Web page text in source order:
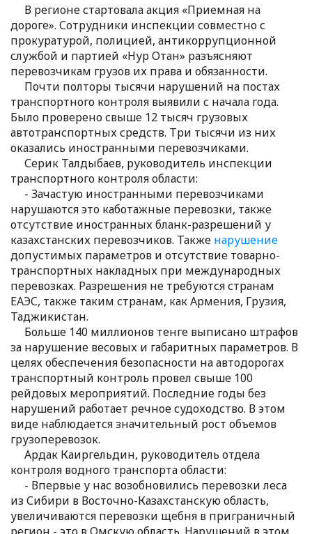
В регионе стартовала акция «Приемная на
дороге». Сотрудники инспекции совместно с
прокуратурой, полицией, антикоррупционной
службой и партией «Нур Отан» разъясняют
перевозчикам грузов их права и обязанности.
Почти полторы тысячи нарушений на постах
транспортного контроля выявили с начала года.
Было проверено свыше 12 тысяч грузовых
автотранспортных средств. Три тысячи из них
оказались иностранными перевозчиками.
Серик Талдыбаев, руководитель инспекции
транспортного контроля области:
- Зачастую иностранными перевозчиками
нарушаются это каботажные перевозки, также
отсутствие иностранных бланк-разрешений у
казахстанских перевозчиков. Также нарушение
допустимых параметров и отсутствие товарно-
транспортных накладных при международных
перевозках. Разрешения не требуются странам
ЕАЭС, также таким странам, как Армения, Грузия,
Таджикистан.
Больше 140 миллионов тенге выписано штрафов
за нарушение весовых и габаритных параметров. В
целях обеспечения безопасности на автодорогах
транспортный контроль провел свыше 100
рейдовых мероприятий. Последние годы без
нарушений работает речное судоходство. В этом
виде наблюдается значительный рост объемов
грузоперевозок.
Ардак Каиргельдин, руководитель отдела
контроля водного транспорта области:
- Впервые у нас возобновились перевозки леса
из Сибири в Восточно-Казахстанскую область,
увеличиваются перевозки щебня в приграничный